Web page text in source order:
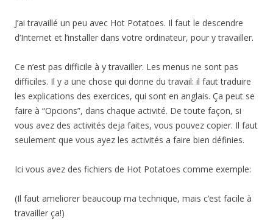
J’ai travaillé un peu avec Hot Potatoes. Il faut le descendre
d’Internet et l’installer dans votre ordinateur, pour y travailler.
Ce n’est pas difficile à y travailler. Les menus ne sont pas
difficiles. Il y a une chose qui donne du travail: il faut traduire
les explications des exercices, qui sont en anglais. Ça peut se
faire à “Opcions”, dans chaque activité. De toute façon, si
vous avez des activités deja faites, vous pouvez copier. Il faut
seulement que vous ayez les activités a faire bien définies.
Ici vous avez des fichiers de Hot Potatoes comme exemple:
(Il faut ameliorer beaucoup ma technique, mais c’est facile à
travailler ça!)